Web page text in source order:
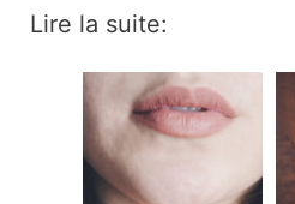
Lire la suite: